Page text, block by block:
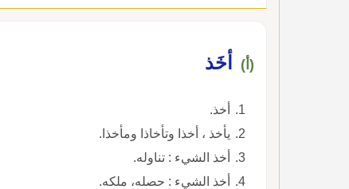
(أ) أخَذ
أخذ.
يأخذ ، أخذا وتأخاذا ومأخذا.
أخذ الشيء : تناوله.
أخذ الشيء : حصله، ملكه.